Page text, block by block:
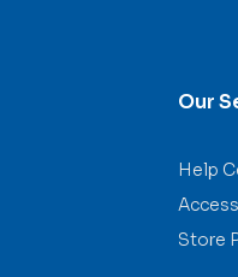
Our
Help
Store